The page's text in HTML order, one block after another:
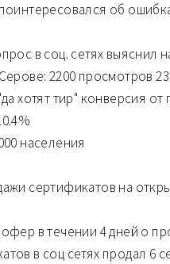
об
в соц. сетях выяснил
2200 просмотров
хотят тир" конверсия
населения
сертификатов на
офер в течении 4 дней о
в соц сетях продал 6